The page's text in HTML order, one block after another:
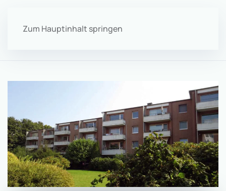
Zum Hauptinhalt springen